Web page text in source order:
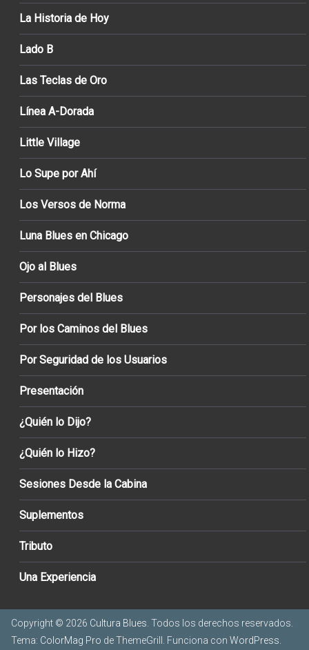
La Historia de Hoy
Lado B
Las Teclas de Oro
Línea A-Dorada
Little Village
Lo Supe por Ahí
Los Versos de Norma
Luna Blues en Chicago
Ojo al Blues
Personajes del Blues
Por los Caminos del Blues
Por Seguridad de los Usuarios
Presentación
¿Quién lo Dijo?
¿Quién lo Hizo?
Sesiones Desde la Cabina
Suplementos
Tributo
Una Experiencia
Copyright © 2026 Cultura Blues . Todos los derechos reservados.
Tema: ColorMag Pro de ThemeGrill. Funciona con WordPress